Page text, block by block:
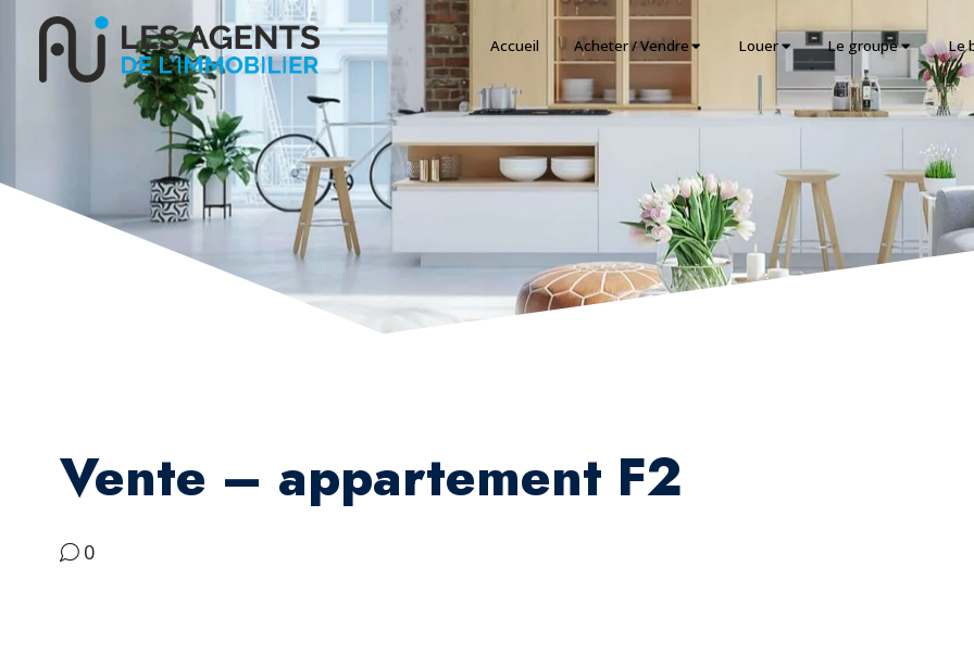
Accueil Acheter / Vendre Louer Le groupe Le
Vente – appartement F2
0